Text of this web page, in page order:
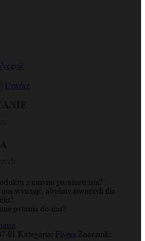
Utwórz
z innymi parametrami?
nas wynająć, abyśmy stworzyli dla
pytania do nas?
01 Kategoria: Flyers Znacznik: